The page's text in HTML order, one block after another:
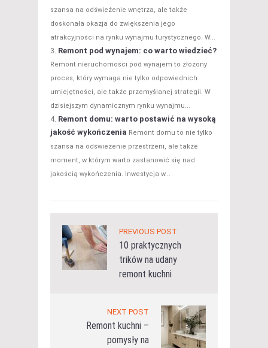
szansa na odświeżenie wnętrza, ale także
doskonała okazja do zwiększenia jego
atrakcyjności na rynku wynajmu turystycznego. W...
Remont pod wynajem: co warto wiedzieć?
Remont nieruchomości pod wynajem to złożony
proces, który wymaga nie tylko odpowiednich
umiejętności, ale także przemyślanej strategii. W
dzisiejszym dynamicznym rynku wynajmu...
Remont domu: warto postawić na wysoką
jakość wykończenia Remont domu to nie tylko
szansa na odświeżenie przestrzeni, ale także
moment, w którym warto zastanowić się nad
jakością wykończenia. Inwestycja w...
PREVIOUS POST
10 praktycznych
trików na udany
remont kuchni
NEXT POST
Remont kuchni –
pomysły na